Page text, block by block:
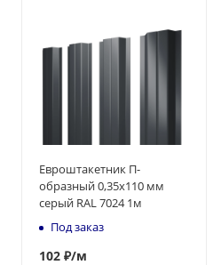
Евроштакетник П-
образный 0,35x110 мм
серый RAL 7024 1м
Под заказ
102 ₽/м